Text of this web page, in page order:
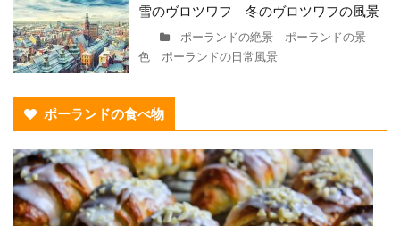
雪のヴロツワフ 冬のヴロツワフの風景
ポーランドの絶景 ポーランドの景
色 ポーランドの日常風景
ポーランドの食べ物